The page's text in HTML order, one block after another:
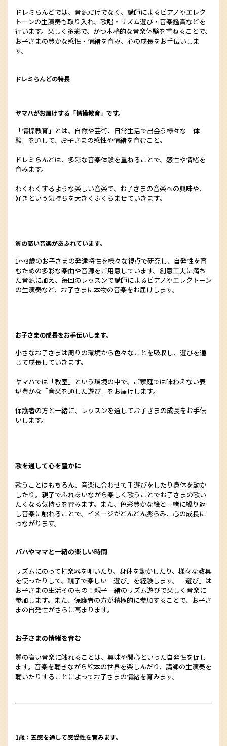
ドレミらんどでは、音源だけでなく、講師によるピアノやエレク
トーンの生演奏も取り入れ、歌唱・リズム遊び・音楽鑑賞などを
行います。楽しく多彩で、かつ本格的な音楽体験を重ねることで、
お子さまの豊かな感性・情緒を育み、心の成長をお手伝いしま
す。
ドレミらんどの特長
ヤマハがお届けする「情操教育」です。
「情操教育」とは、自然や芸術、日常生活で出会う様々な「体
験」を通して、お子さまの感性や情緒を育むこと。
ドレミらんどは、多彩な音楽体験を重ねることで、感性や情緒を
育みます。
わくわくするような楽しい音楽で、お子さまの音楽への興味や、
好きという気持ちを大きくふくらませていきます。
質の高い音楽があふれています。
1～3歳のお子さまの発達特性を様々な視点で研究し、自発性を育
むための多彩な楽曲や音源をご用意しています。創意工夫に満ち
た音源に加え、毎回のレッスンで講師によるピアノやエレクトーン
の生演奏など、お子さまに本物の音楽をお届けします。
お子さまの成長をお手伝いします。
小さなお子さまは周りの環境から色々なことを吸収し、遊びを通
じて成長していきます。
ヤマハでは「教室」という環境の中で、ご家庭では味わえない表
現豊かな「音楽を通した遊び」をお届けします。
保護者の方と一緒に、レッスンを通してお子さまの成長をお手伝
いします。
歌を通して心を豊かに
歌うことはもちろん、音楽に合わせて手遊びをしたり身体を動か
したり。親子でふれあいながら楽しく歌うことでお子さまの歌い
たくなる気持ちを育みます。また、色彩豊かな絵と一緒に繰り返
し音楽に触れることで、イメージがどんどん膨らみ、心の成長に
つながります。
パパやママと一緒の楽しい時間
リズムにのって打楽器を叩いたり、身体を動かしたり、様々な教具
を使ったりして、親子で楽しい「遊び」を経験します。「遊び」は
お子さまの生活そのもの！親子一緒のリズム遊びで楽しく音楽に
参加します。また、保護者の方が積極的に参加することで、お子さ
まの自発性がさらに高まります。
お子さまの情緒を育む
質の高い音楽に触れることは、興味や関心といった自発性を促し
ます。音楽を聴きながら絵本の世界を楽しんだり、講師の生演奏を
聴いたりすることによってお子さまの情緒を育みます。
1歳：五感を通して感受性を育みます。